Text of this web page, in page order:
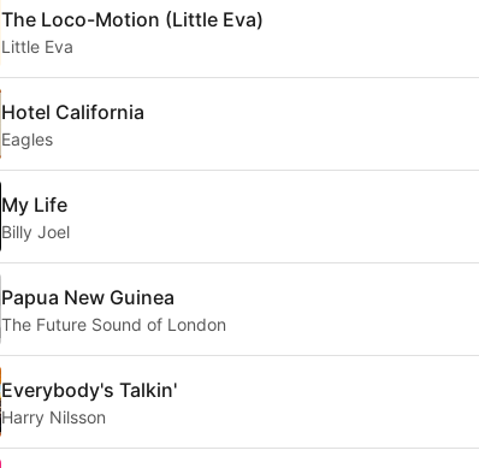
The Loco-Motion (Little Eva)
Little Eva
Hotel California
Eagles
My Life
Billy Joel
Papua New Guinea
The Future Sound of London
Everybody's Talkin'
Harry Nilsson